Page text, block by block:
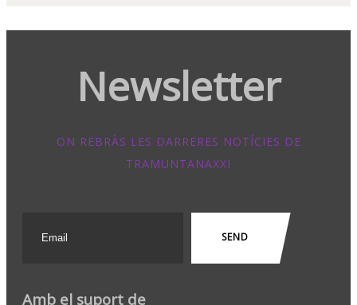
Newsletter
ON REBRÀS LES DARRERES NOTÍCIES DE
TRAMUNTANAXXI
Amb el suport de